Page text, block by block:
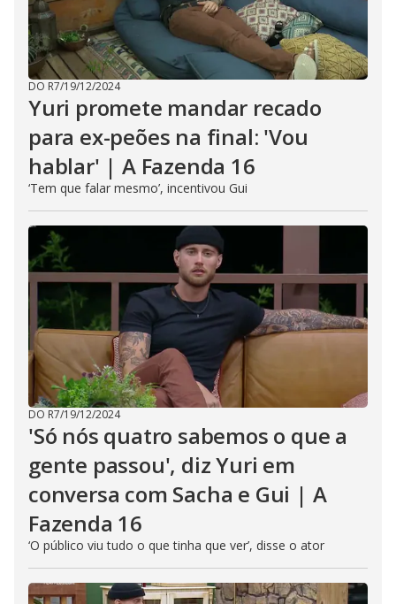
DO R7/19/12/2024
Yuri promete mandar recado
para ex-peões na final: 'Vou
hablar' | A Fazenda 16
‘Tem que falar mesmo’, incentivou Gui
DO R7/19/12/2024
'Só nós quatro sabemos o que a
gente passou', diz Yuri em
conversa com Sacha e Gui | A
Fazenda 16
‘O público viu tudo o que tinha que ver’, disse o ator